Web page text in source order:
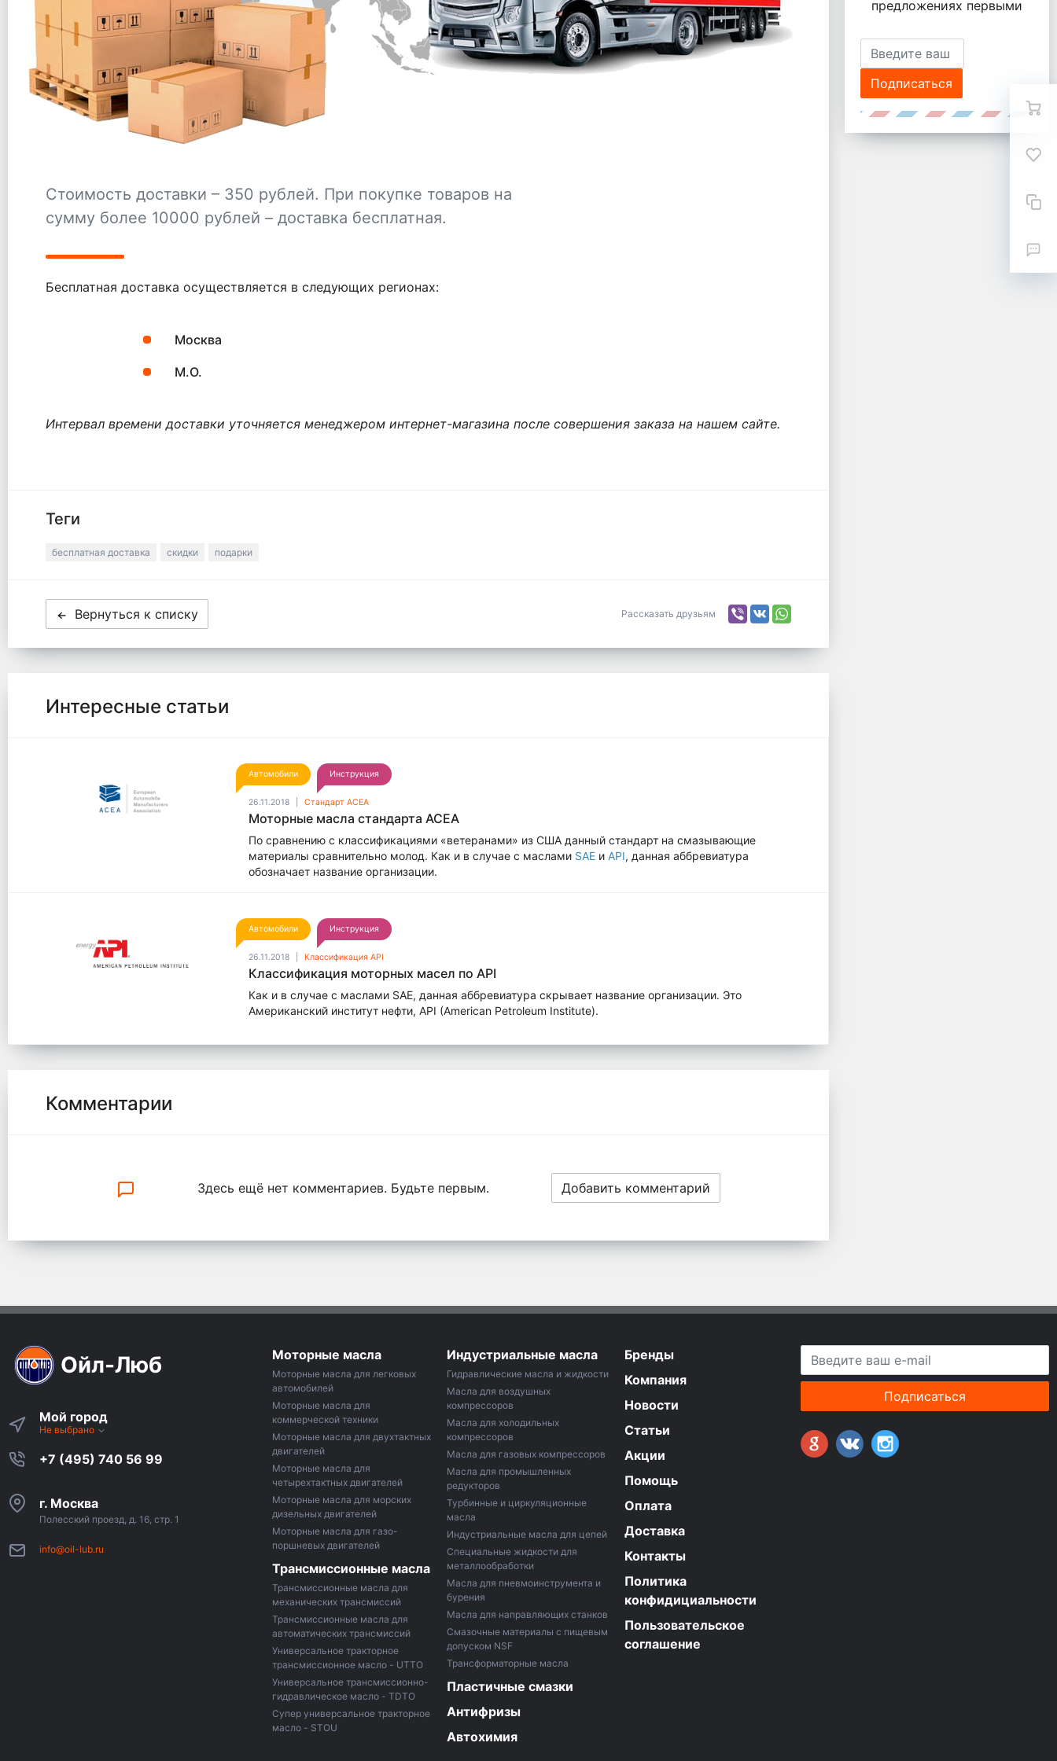
Стоимость доставки – 350 рублей. При покупке товаров на
сумму более 10000 рублей – доставка бесплатная.
Бесплатная доставка осуществляется в следующих регионах:
Москва
М.О.
Интервал времени доставки уточняется менеджером интернет-магазина после совершения заказа на нашем сайте.
Теги
бесплатная доставка скидки подарки
Вернуться к списку Рассказать друзьям
Интересные статьи
Автомобили Инструкция
26.11.2018 Стандарт ACEA
Моторные масла стандарта ACEA
По сравнению с классификациями «ветеранами» из США данный стандарт на смазывающие
материалы сравнительно молод. Как и в случае с маслами SAEи API, данная аббревиатура
обозначает название организации.
Автомобили Инструкция
26.11.2018 Классификация API
Классификация моторных масел по API
Как и в случае с маслами SAE, данная аббревиатура скрывает название организации. Это
Американский институт нефти, API (American Petroleum Institute).
Комментарии
Здесь ещё нет комментариев. Будьте первым. Добавить комментарий
предложениях первыми
Подписаться
Ойл-Люб
Мой город
Не выбрано
+7 (495) 740 56 99
г. Москва
Полесский проезд, д. 16, стр. 1
info@oil-lub.ru
Моторные масла
Моторные масла для легковых
автомобилей
Моторные масла для
коммерческой техники
Моторные масла для двухтактных
двигателей
Моторные масла для
четырехтактных двигателей
Моторные масла для морских
дизельных двигателей
Моторные масла для газо-
поршневых двигателей
Трансмиссионные масла
Трансмиссионные масла для
механических трансмиссий
Трансмиссионные масла для
автоматических трансмиссий
Универсальное тракторное
трансмиссионное масло - UTTO
Универсальное трансмиссионно-
гидравлическое масло - TDTO
Супер универсальное тракторное
масло - STOU
Индустриальные масла
Гидравлические масла и жидкости
Масла для воздушных
компрессоров
Маслa для холодильных
компрессоров
Масла для газовых компрессоров
Масла для промышленных
редукторов
Турбинные и циркуляционные
масла
Индустриальные масла для цепей
Специальные жидкости для
металлообработки
Масла для пневмоинструмента и
бурения
Масла для направляющих станков
Смазочные материалы с пищевым
допуском NSF
Трансформаторные масла
Пластичные смазки
Антифризы
Автохимия
Бренды
Компания
Новости
Статьи
Акции
Помощь
Оплата
Доставка
Контакты
Политика
конфидициальности
Пользовательское
соглашение
Подписаться